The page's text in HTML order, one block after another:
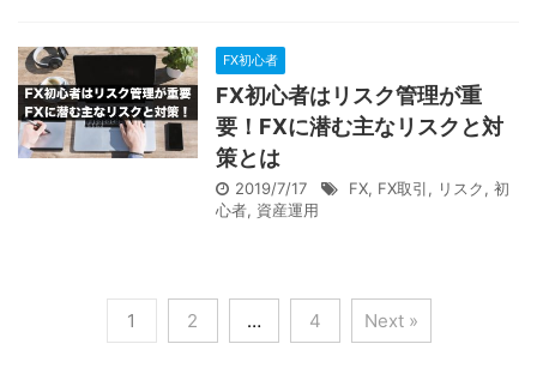
FX初心者
FX初心者はリスク管理が重
要！FXに潜む主なリスクと対
策とは
2019/7/17 FX, FX取引, リスク, 初
心者, 資産運用
1 2 … 4 Next »